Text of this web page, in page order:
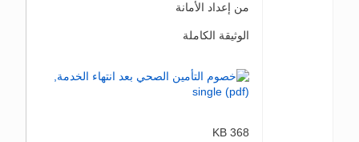
من إعداد الأمانة
الوثيقة الكاملة
368 KB